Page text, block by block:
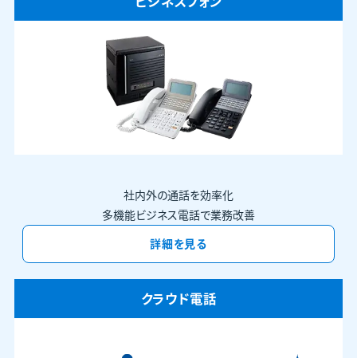
社内外の通話を効率化
多機能ビジネス電話で業務改善
詳細を見る
クラウド電話